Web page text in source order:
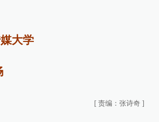
大学
[ 责编：张诗奇 ]